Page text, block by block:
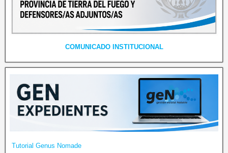
COMUNICADO INSTITUCIONAL
Tutorial Genus Nomade